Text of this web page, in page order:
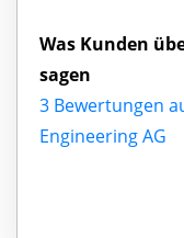
Was Kunden
sagen
3 Bewertungen
Engineering AG